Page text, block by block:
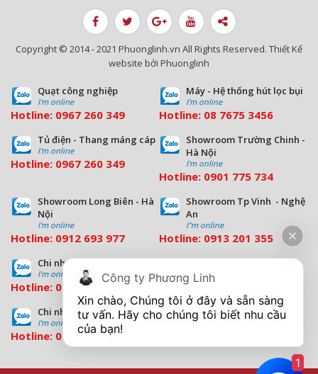
Copyright © 2014 - 2021 Phuonglinh.vn All Rights Reserved. Thiết Kế
website bởi Phuonglinh
Quạt công nghiệp
I'm online
Hotline: 0967 260 349
Máy - Hệ thống hút lọc bụi
I'm online
Hotline: 08 7675 3456
Tủ điện - Thang máng cáp
I'm online
Hotline: 0967 260 349
Showroom Trường Chinh -
Hà Nội
I'm online
Hotline: 0901 775 734
Showroom Long Biên - Hà
Nội
I'm online
Hotline: 0912 693 977
Showroom Tp Vinh - Nghệ
An
I''m online
Hotline: 0913 201 355
Chi nhánh Đà Nẵng
I'm online
Hotline: 0963 544 563
Chi nhánh Hồ Chí Minh
I'm online
Hotline:0909 503 696
Chi nhánh Bình Dương
I'm online
Hotline: 0933 569 039
Công ty Phương Linh
Xin chào, Chúng tôi ở đây và sẵn sàng
tư vấn. Hãy cho chúng tôi biết nhu cầu
1